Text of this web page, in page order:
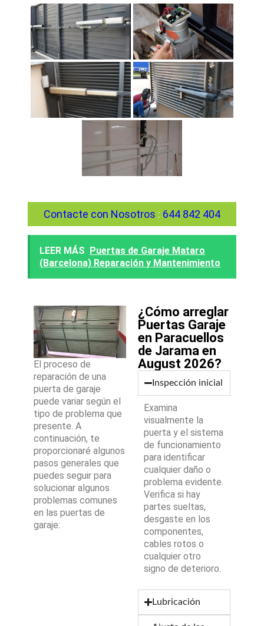
Contacte con Nosotros : 644 842 404
LEER MÁS
Puertas de Garaje Mataro
(Barcelona) Reparación y Mantenimiento
El proceso de
reparación de una
puerta de garaje
puede variar según el
tipo de problema que
presente. A
continuación, te
proporcionaré algunos
pasos generales que
puedes seguir para
solucionar algunos
problemas comunes
en las puertas de
garaje:
¿Cómo arreglar
Puertas Garaje
en Paracuellos
de Jarama en
August 2026?
Inspección inicial
Examina
visualmente la
puerta y el sistema
de funcionamiento
para identificar
cualquier daño o
problema evidente.
Verifica si hay
partes sueltas,
desgaste en los
componentes,
cables rotos o
cualquier otro
signo de deterioro.
Lubricación